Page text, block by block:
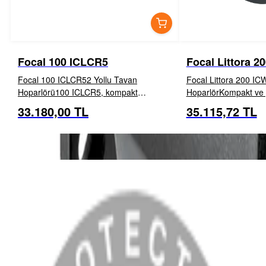
Focal 100 ICLCR5
Focal 100 ICLCR52 Yollu Tavan
Hoparlörü100 ICLCR5, kompakt
boyutlara sahip, yüksek performanslı bir
tavan hoparlörüdür. Geleneksel veya
kullanıldığında, ev sineması...
33.180,00 TL
İNCELE
Focal Littora
Focal Littora 200
HoparlörKompakt ve
20 cm hoparlör, IP65
diyaframı sayesinde
Sağlam tasarımı...
35.115,72 TL
İNCELE
Anasayfa
Hakkımızda
Blog